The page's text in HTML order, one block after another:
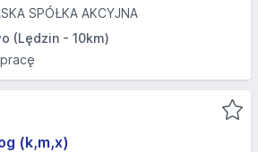
SPÓŁKA AKCYJNA
(Lędzin - 10km)
(k,m,x)